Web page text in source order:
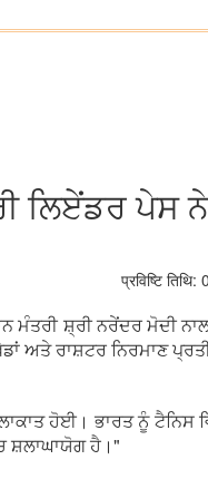
ਲਿਏਂਡਰ ਪੇਸ
प्रविष्टि
ਮੰਤਰੀ ਸ਼੍ਰੀ ਨਰੇਂਦਰ ਮੋਦੀ
ਅਤੇ ਰਾਸ਼ਟਰ ਨਿਰਮਾਣ
ਹੋਈ। ਭਾਰਤ ਨੂੰ
ਸ਼ਲਾਘਾਯੋਗ ਹੈ।"